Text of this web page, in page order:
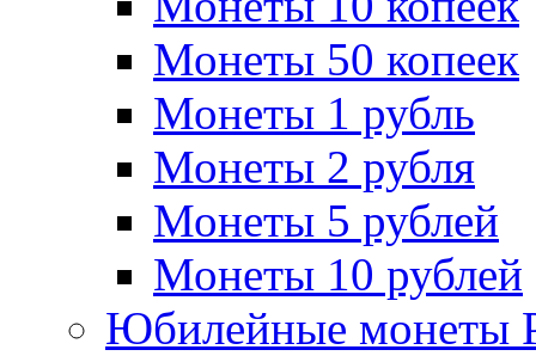
Монеты 50 копеек
Монеты 1 рубль
Монеты 2 рубля
Монеты 5 рублей
Монеты 10 рублей
Юбилейные монеты